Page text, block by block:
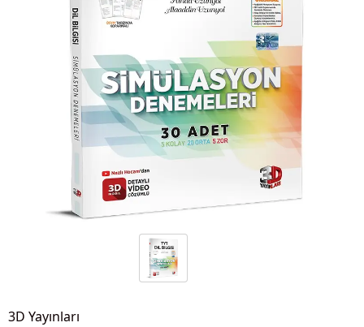
3D Yayınları